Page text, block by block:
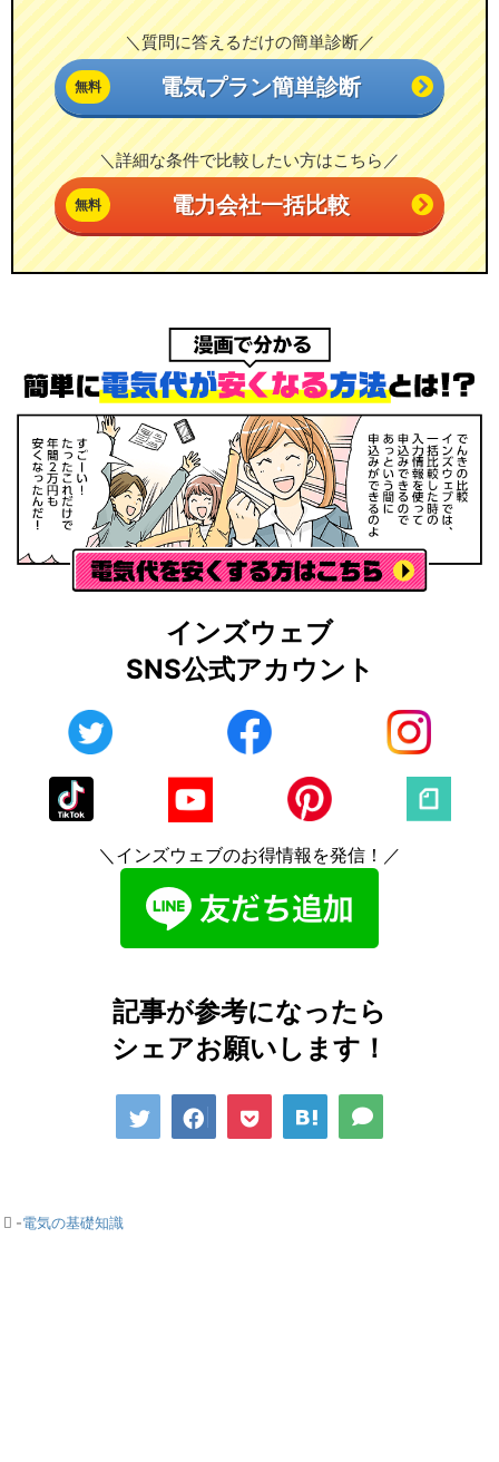
＼質問に答えるだけの簡単診断／
電気プラン簡単診断
＼詳細な条件で比較したい方はこちら／
電力会社一括比較
インズウェブ
SNS公式アカウント
＼インズウェブのお得情報を発信！／
記事が参考になったら
シェアお願いします！
-電気の基礎知識